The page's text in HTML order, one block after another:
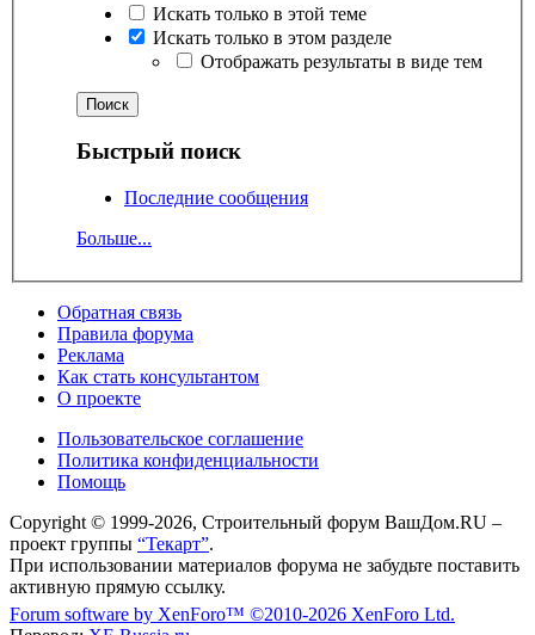
Искать только в этой теме
Искать только в этом разделе
Отображать результаты в виде тем
Быстрый поиск
Последние сообщения
Больше...
Обратная связь
Правила форума
Реклама
Как стать консультантом
О проекте
Пользовательское соглашение
Политика конфиденциальности
Помощь
Copyright © 1999-2026, Строительный форум ВашДом.RU –
проект группы “Текарт”.
При использовании материалов форума не забудьте поставить
активную прямую ссылку.
Forum software by XenForo™ ©2010-2026 XenForo Ltd.